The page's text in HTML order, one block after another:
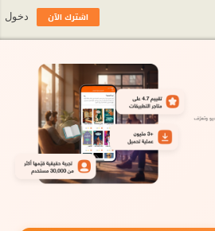
اشترك الآن دخول